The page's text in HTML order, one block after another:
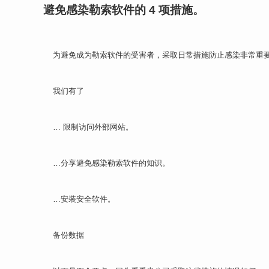
避免感染勒索软件的 4 项措施。
为避免成为勒索软件的受害者，采取日常措施防止感染非常重
我们有了
… 限制访问外部网站。
…分享避免感染勒索软件的知识。
…安装安全软件。
备份数据